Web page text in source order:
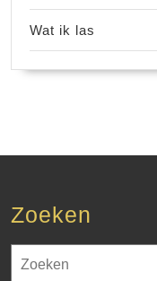
Wat ik las
Zoeken
naar: